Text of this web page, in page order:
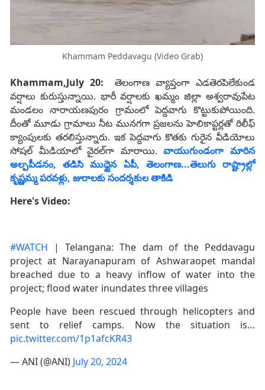
Khammam Peddavagu (Video Grab)
Khammam,July 20: తెలంగాణ వ్యాప్తంగా ఎడతెరపిలేకుండ
వర్షాలు కురుస్తున్నాయి. భారీ వర్షాలకు ఖమ్మం జిల్లా అశ్వరావుపేట
మండలం నారాయణపురం గ్రామంలో పెద్దవాగు కొట్టుకుపోయింది.
దీంతో మూడు గ్రామాలు నీట మునగగా ప్రజలను హెలికాప్టర్లతో రిలీఫ్
క్యాంపులకు తరలిస్తున్నారు. ఇక పెద్దవాగు కొతకు గురైన వీడియోలు
సోషల్ మీడియాలో వైరల్‌గా మారాయి.వాయుగుండంగా మారిన
అల్పపీడనం, తడిసి ముద్దైన ఏపీ, తెలంగాణ...తెలుగు రాష్ట్రాల్లో
కృష్ణమ్మ పరవళ్లు, జురాలకు సందర్శకుల తాకిడి
Here's Video:
#WATCH | Telangana: The dam of the Peddavagu
project at Narayanapuram of Ashwaraopet mandal
breached due to a heavy inflow of water into the
project; flood water inundates three villages
People have been rescued through helicopters and
sent to relief camps. Now the situation is…
pic.twitter.com/1p1afcKR43
— ANI (@ANI) July 20, 2024